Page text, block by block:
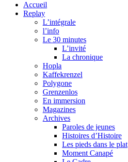
Accueil
Replay
L’intégrale
l’info
Le 30 minutes
L’invité
La chronique
Hopla
Kaffekrenzel
Polygone
Grenzenlos
En immersion
Magazines
Archives
Paroles de jeunes
Histoires d’Histoire
Les pieds dans le plat
Moment Canapé